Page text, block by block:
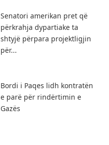
Senatori amerikan pret që
përkrahja dypartiake ta
shtyjë përpara projektligjin
për...
Bordi i Paqes lidh kontratën
e parë për rindërtimin e
Gazës